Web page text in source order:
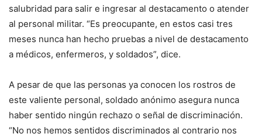
salubridad para salir e ingresar al destacamento o atender
al personal militar. “Es preocupante, en estos casi tres
meses nunca han hecho pruebas a nivel de destacamento
a médicos, enfermeros, y soldados”, dice.
A pesar de que las personas ya conocen los rostros de
este valiente personal, soldado anónimo asegura nunca
haber sentido ningún rechazo o señal de discriminación.
“No nos hemos sentidos discriminados al contrario nos